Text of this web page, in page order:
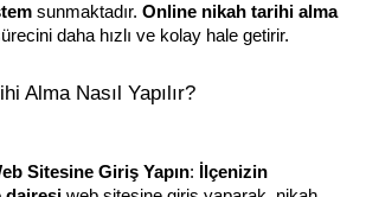
sunmaktadır. Online nikah tarihi alma
daha hızlı ve kolay hale getirir.
Alma Nasıl Yapılır?
Sitesine Giriş Yapın:
İlçenizin